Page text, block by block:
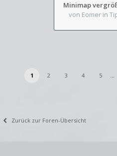
von Eomer in
1 2 3 4 5 …
Zurück zur Foren-Übersicht